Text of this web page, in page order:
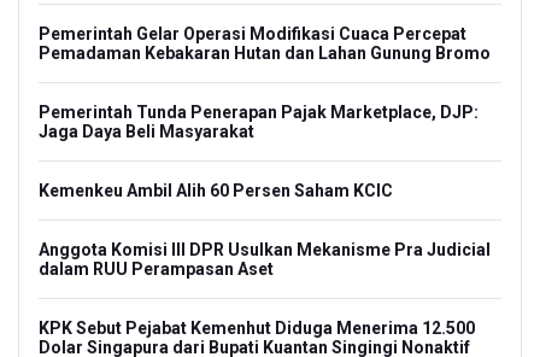
Pemerintah Gelar Operasi Modifikasi Cuaca Percepat
Pemadaman Kebakaran Hutan dan Lahan Gunung Bromo
Pemerintah Tunda Penerapan Pajak Marketplace, DJP:
Jaga Daya Beli Masyarakat
Kemenkeu Ambil Alih 60 Persen Saham KCIC
Anggota Komisi III DPR Usulkan Mekanisme Pra Judicial
dalam RUU Perampasan Aset
KPK Sebut Pejabat Kemenhut Diduga Menerima 12.500
Dolar Singapura dari Bupati Kuantan Singingi Nonaktif